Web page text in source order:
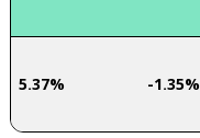
-1.35%
5.37%